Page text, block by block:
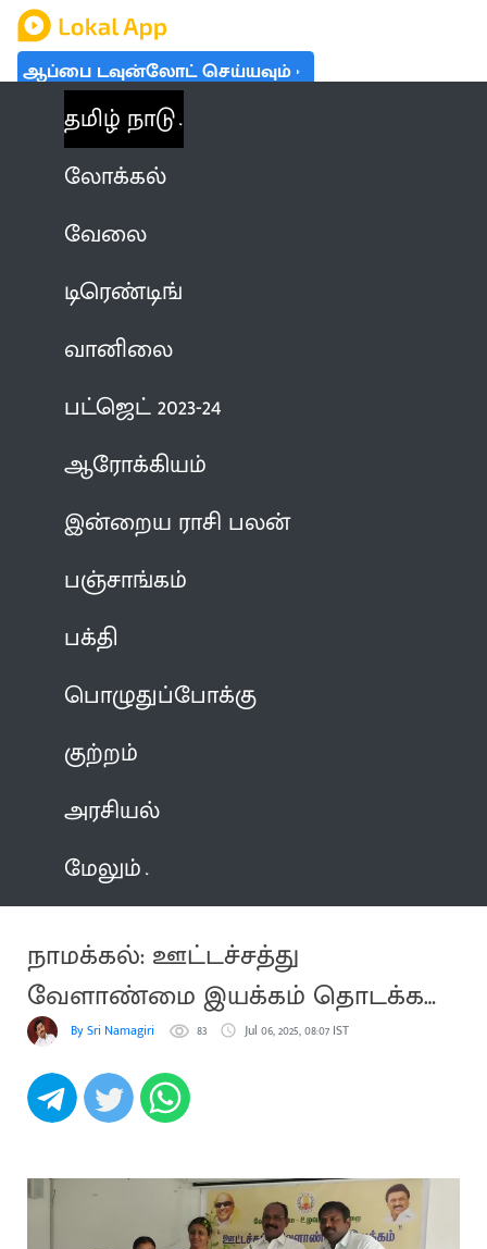
ஆப்பை டவுன்லோட் செய்யவும்
தமிழ் நாடு
லோக்கல்
வேலை
டிரெண்டிங்
வானிலை
பட்ஜெட் 2023-24
ஆரோக்கியம்
இன்றைய ராசி பலன்
பஞ்சாங்கம்
பக்தி
பொழுதுப்போக்கு
குற்றம்
அரசியல்
மேலும்
நாமக்கல்: ஊட்டச்சத்து
வேளாண்மை இயக்கம் தொடக்க
விழாBy Sri Namagiri 83 Jul 06, 2025, 08:07 IST